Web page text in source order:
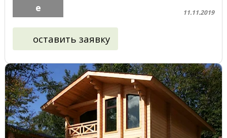
е
11.11.2019
оставить заявку